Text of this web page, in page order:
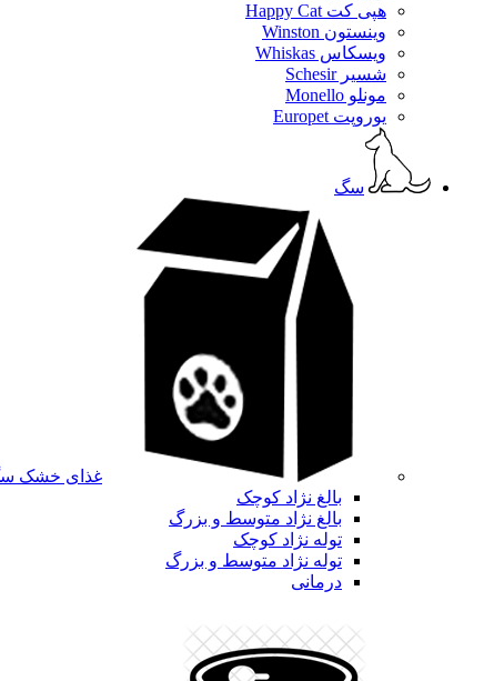
هپی کت Happy Cat
وینستون Winston
ویسکاس Whiskas
شسیر Schesir
مونلو Monello
یوروپت Europet
سگ
غذای خشک
بالغ نژاد کوچک
بالغ نژاد متوسط و بزرگ
توله نژاد کوچک
توله نژاد متوسط و بزرگ
درمانی